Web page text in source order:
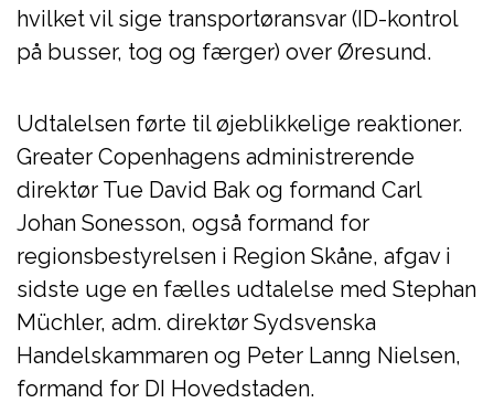
hvilket vil sige transportøransvar (ID-kontrol
på busser, tog og færger) over Øresund.
Udtalelsen førte til øjeblikkelige reaktioner.
Greater Copenhagens administrerende
direktør Tue David Bak og formand Carl
Johan Sonesson, også formand for
regionsbestyrelsen i Region Skåne, afgav i
sidste uge en fælles udtalelse med Stephan
Müchler, adm. direktør Sydsvenska
Handelskammaren og Peter Lanng Nielsen,
formand for DI Hovedstaden.